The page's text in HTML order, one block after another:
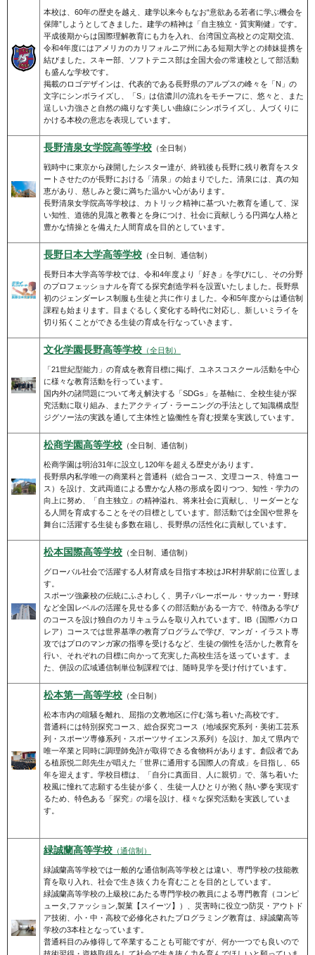
本校は、60年の歴史を越え、建学以来今もなお“意欲ある若者に学ぶ機会を
保障”しようとしてきました。建学の精神は「自主独立・質実剛健」です。
平成後期からは国際理解教育にも力を入れ、台湾国立高校との定期交流、
令和4年度にはアメリカのカリフォルニア州にある短期大学との姉妹提携を
結びました。スキー部、ソフトテニス部は全国大会の常連校として部活動
も盛んな学校です。
掲載のロゴデザインは、代表的である長野県のアルプスの峰々を「N」の
文字にシンボライズし、「S」は信濃川の流れをモチーフに、悠々と、また
逞しい力強さと自然の織りなす美しい曲線にシンボライズし、人づくりに
かける本校の意志を表現しています。
長野清泉女学院高等学校 （全日制）
戦時中に東京から疎開したシスター達が、終戦後も長野に残り教育をスタ
ートさせたのが長野における「清泉」の始まりでした。清泉には、真の知
恵があり、慈しみと愛に満ちた温かい心があります。
長野清泉女学院高等学校は、カトリック精神に基づいた教育を通して、深
い知性、道徳的見識と教養とを身につけ、社会に貢献しうる円満な人格と
豊かな情操とを備えた人間育成を目的としています。
長野日本大学高等学校 （全日制、通信制）
長野日本大学高等学校では、令和4年度より「好き」を学びにし、その分野
のプロフェッショナルを育てる探究創造学科を設置いたしました。長野県
初のジェンダーレス制服も生徒と共に作りました。令和5年度からは通信制
課程も始まります。目まぐるしく変化する時代に対応し、新しいミライを
切り拓くことができる生徒の育成を行なっていきます。
文化学園長野高等学校 （全日制）
「21世紀型能力」の育成を教育目標に掲げ、ユネスコスクール活動を中心
に様々な教育活動を行っています。
国内外の諸問題について考え解決する「SDGs」を基軸に、全校生徒が探
究活動に取り組み、またアクティブ・ラーニングの手法として知識構成型
ジグソー法の実践を通して主体性と協働性を育む授業を実践しています。
松商学園高等学校 （全日制、通信制）
松商学園は明治31年に設立し120年を超える歴史があります。
長野県内私学唯一の商業科と普通科（総合コース、文理コース、特進コー
ス）を設け、文武両道による豊かな人格の形成を図りつつ、知性・学力の
向上に努め、「自主独立」の精神溢れ、将来社会に貢献し、リーダーとな
る人間を育成することをその目標としています。部活動では全国や世界を
舞台に活躍する生徒も多数在籍し、長野県の活性化に貢献しています。
松本国際高等学校 （全日制、通信制）
グローバル社会で活躍する人材育成を目指す本校はJR村井駅前に位置しま
す。
スポーツ強豪校の伝統にふさわしく、男子バレーボール・サッカー・野球
など全国レベルの活躍を見せる多くの部活動がある一方で、特徴ある学び
のコースを設け独自のカリキュラムを取り入れています。IB（国際バカロ
レア）コースでは世界基準の教育プログラムで学び、マンガ・イラスト専
攻ではプロのマンガ家の指導を受けるなど、生徒の個性を活かした教育を
行い、それぞれの目標に向かって充実した高校生活を送っています。ま
た、併設の広域通信制単位制課程では、随時見学を受け付けています。
松本第一高等学校 （全日制）
松本市内の喧騒を離れ、屈指の文教地区に佇む落ち着いた高校です。
普通科には特別探究コース、総合探究コース（地域探究系列・美術工芸系
列・スポーツ専修系列・スポーツサイエンス系列）を設け、加えて県内で
唯一卒業と同時に調理師免許が取得できる食物科があります。創設者であ
る植原悦二郎先生が唱えた「世界に通用する国際人の育成」を目指し、65
年を迎えます。学校目標は、「自分に真面目、人に親切」で、落ち着いた
校風に憧れて志願する生徒が多く、生徒一人ひとりが抱く熱い夢を実現す
るため、特色ある「探究」の場を設け、様々な探究活動を実践していま
す。
緑誠蘭高等学校 （通信制）
緑誠蘭高等学校では一般的な通信制高等学校とは違い、専門学校の技能教
育を取り入れ、社会で生き抜く力を育むことを目的としています。
緑誠蘭高等学校の上級校にあたる専門学校の教員による専門教育（コンピ
ュータ,ファッション,製菓【スイーツ】）、災害時に役立つ防災・アウトド
ア技術、小・中・高校で必修化されたプログラミング教育は、緑誠蘭高等
学校の3本柱となっています。
普通科目のみ修得して卒業することも可能ですが、何か一つでも良いので